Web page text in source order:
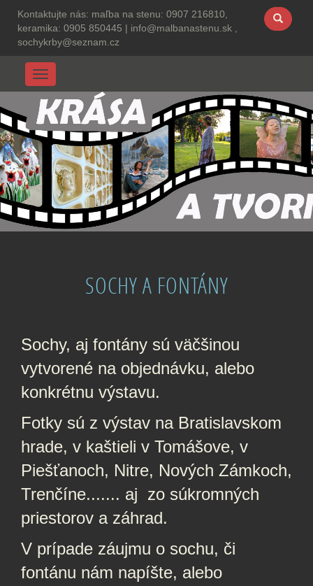
Kontaktujte nás: maľba na stenu: 0907 216810,
keramika: 0905 850445 | info@malbanastenu.sk ,
sochykrby@seznam.cz
Menu
SOCHY A FONTÁNY
Sochy, aj fontány sú väčšinou
vytvorené na objednávku, alebo
konkrétnu výstavu.
Fotky sú z výstav na Bratislavskom
hrade, v kaštieli v Tomášove, v
Piešťanoch, Nitre, Nových Zámkoch,
Trenčíne....... aj zo súkromných
priestorov a záhrad.
V prípade záujmu o sochu, či
fontánu nám napíšte, alebo